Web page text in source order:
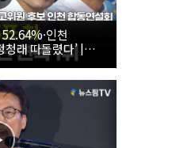
인천
래 따돌렸다’ |
대표·최고위원 후